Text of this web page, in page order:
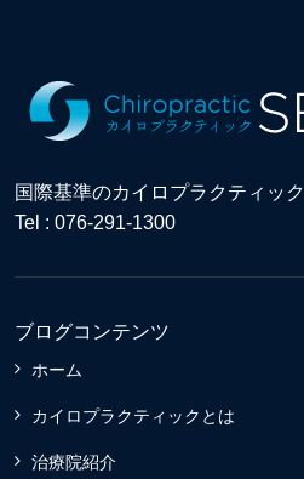
国際基準のカイロプラクティック
Tel : 076-291-1300
ブログコンテンツ
ホーム
カイロプラクティックとは
治療院紹介